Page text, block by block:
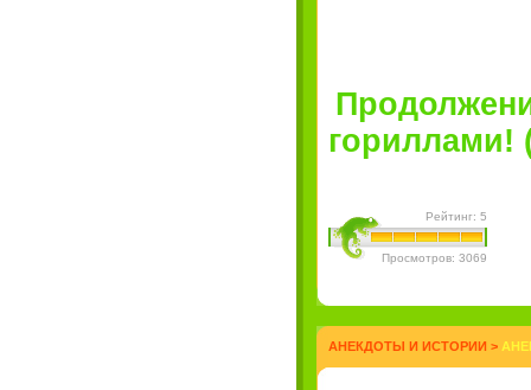
гориллами!
Рейтинг: 5
Просмотров: 3069
АНЕКДОТЫ И ИСТОРИИ >